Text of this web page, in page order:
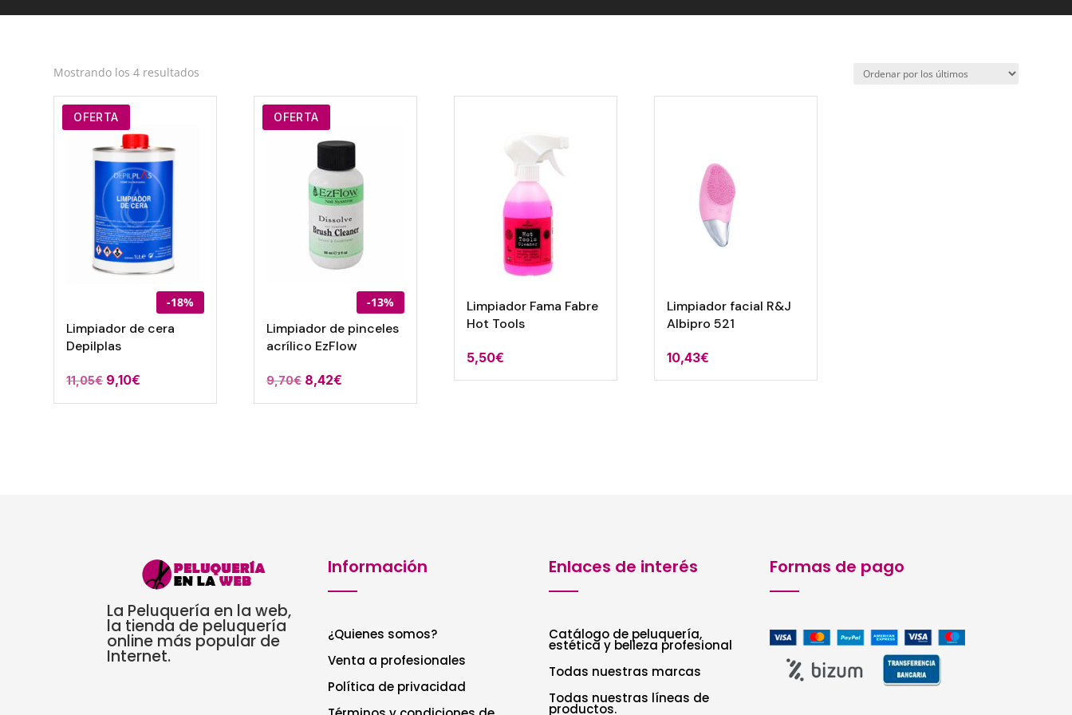
Mostrando los 4 resultados
OFERTA
-18%
Limpiador de cera
Depilplas
11,05€ El
precio
9,10€
precio
OFERTA
-13%
Limpiador de pinceles
acrílico EzFlow
9,70€ El
precio
8,42€
precio
Limpiador Fama Fabre
Hot Tools
5,50€
Limpiador facial R&J
Albipro 521
10,43€
La Peluquería en la web,
la tienda de peluquería
online más popular de
Internet.
Información
¿Quienes somos?
Venta a profesionales
Política de privacidad
Enlaces de interés
Catálogo de peluquería,
estética y belleza profesional
Todas nuestras marcas
Todas nuestras líneas de
productos.
Formas de pago